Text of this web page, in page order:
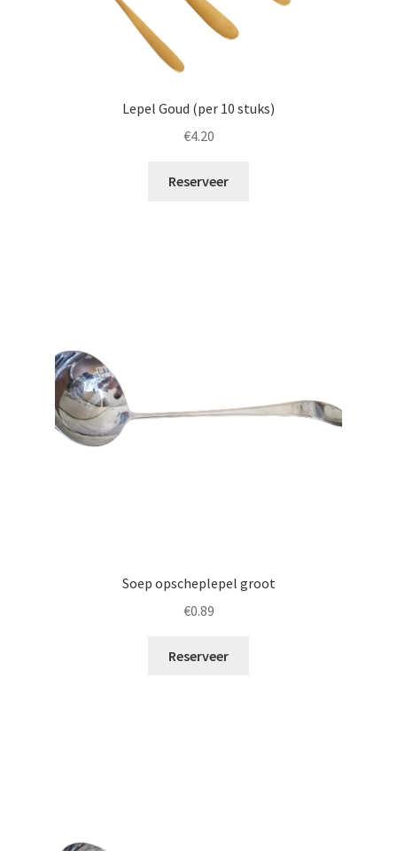
Lepel Goud (per 10 stuks)
€4.20
Reserveer
Soep opscheplepel groot
€0.89
Reserveer